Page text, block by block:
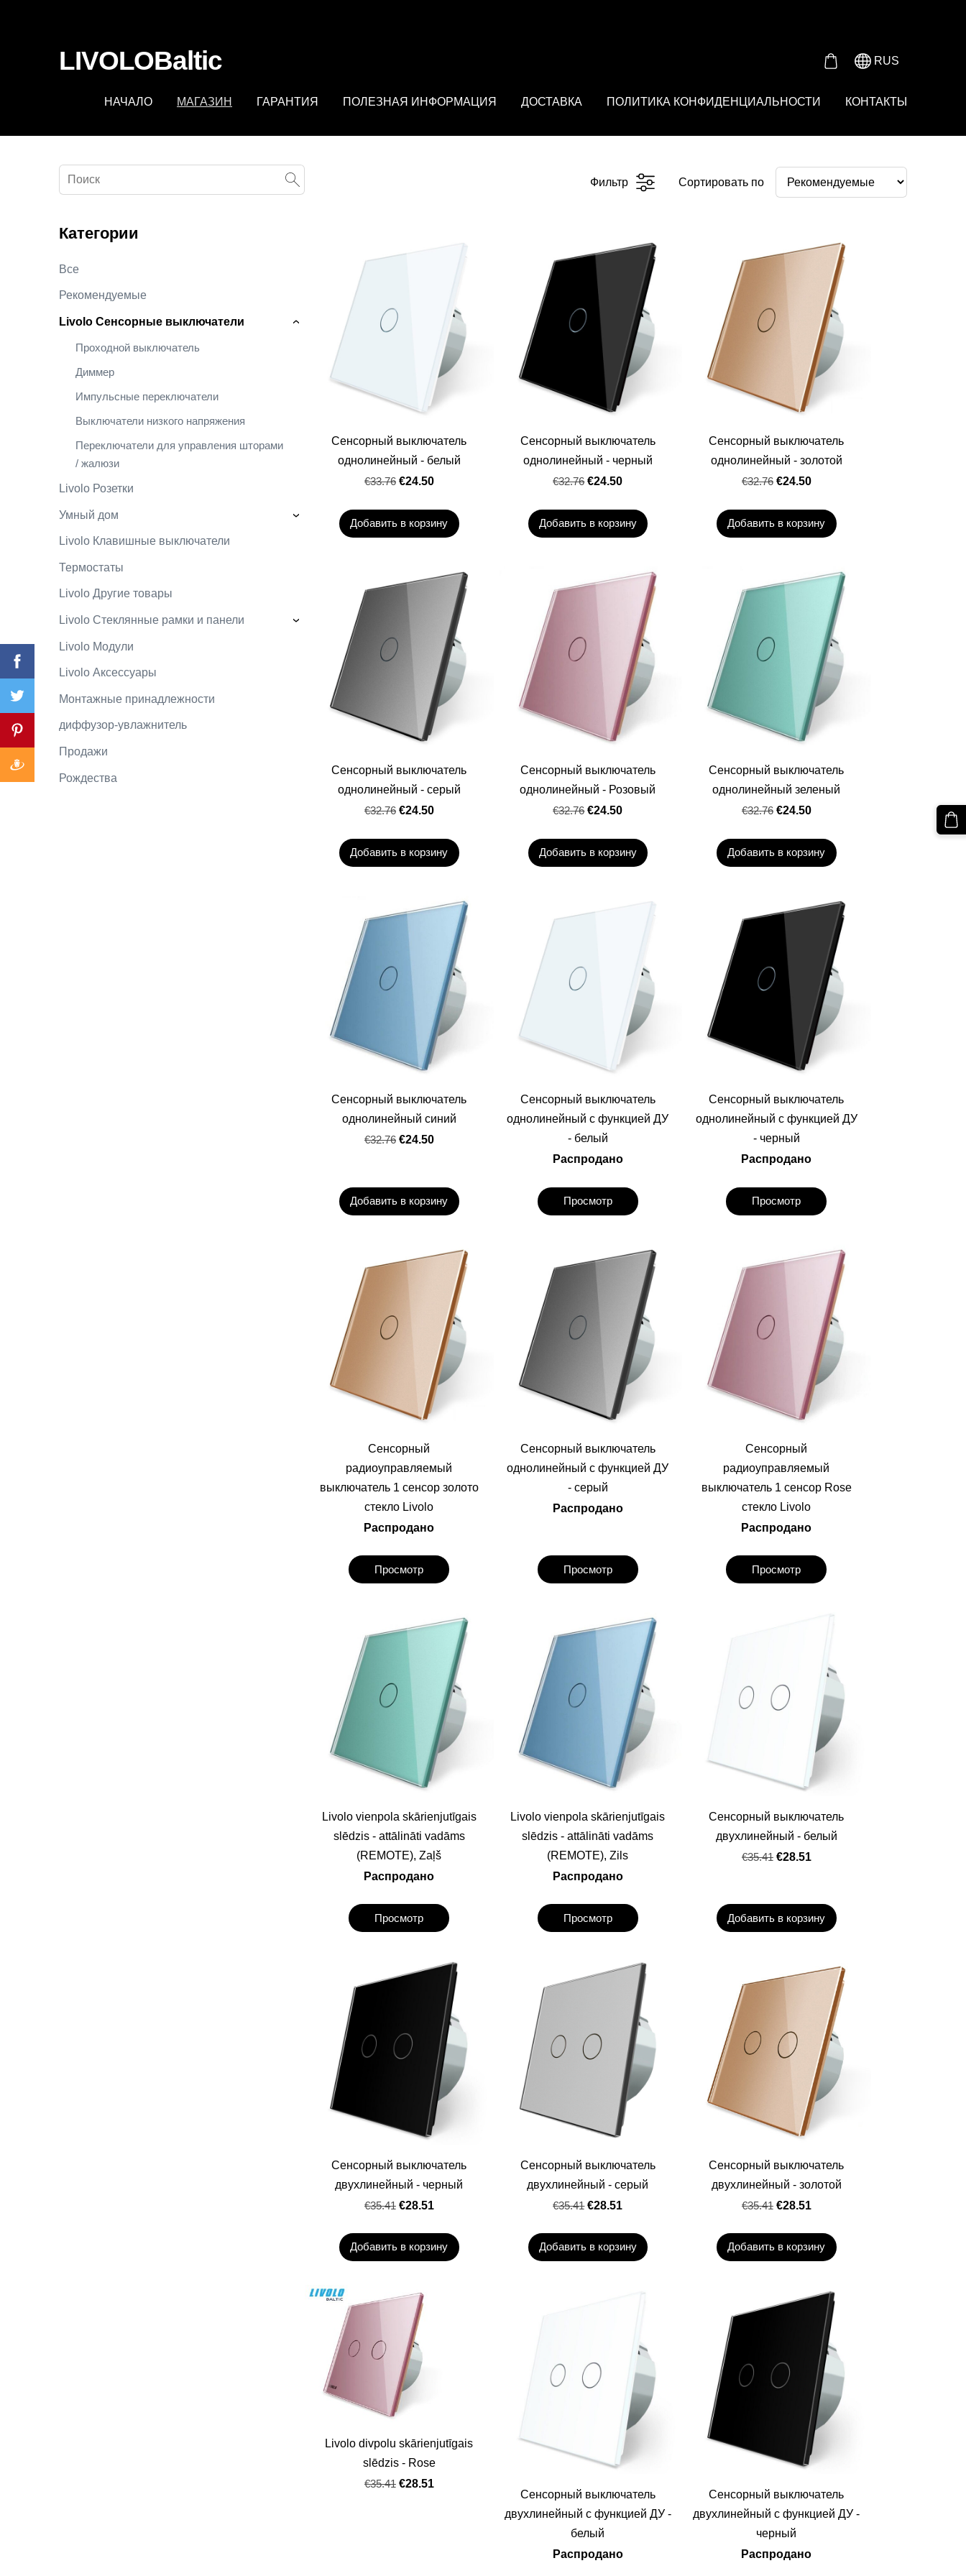
LIVOLOBaltic
НАЧАЛО МАГАЗИН ГАРАНТИЯ ПОЛЕЗНАЯ ИНФОРМАЦИЯ ДОСТАВКА ПОЛИТИКА КОНФИДЕНЦИАЛЬНОСТИ КОНТАКТЫ
RUS
Категории
Все
Рекомендуемые
Livolo Сенсорные выключатели
Проходной выключатель
Диммер
Импульсные переключатели
Выключатели низкого напряжения
Переключатели для управления шторами
/ жалюзи
›
Livolo Розетки
Умный дом ›
Livolo Клавишные выключатели
Термостаты
Livolo Другие товары
Livolo Стеклянные рамки и панели ›
Livolo Mодули
Livolo Аксессуары
Монтажные принадлежности
диффузор-увлажнитель
Продажи
Рождества
Фильтр Сортировать по
Сенсорный выключатель
однолинейный - белый
€33.76 €24.50
Добавить в корзину
Сенсорный выключатель
однолинейный - черный
€32.76 €24.50
Добавить в корзину
Сенсорный выключатель
однолинейный - золотой
€32.76 €24.50
Добавить в корзину
Сенсорный выключатель
однолинейный - серый
€32.76 €24.50
Добавить в корзину
Сенсорный выключатель
однолинейный - Розовый
€32.76 €24.50
Добавить в корзину
Сенсорный выключатель
однолинейный зеленый
€32.76 €24.50
Добавить в корзину
Сенсорный выключатель
однолинейный синий
€32.76 €24.50
Добавить в корзину
Сенсорный выключатель
однолинейный с функцией ДУ
- белый
Распродано
Просмотр
Сенсорный выключатель
однолинейный с функцией ДУ
- черный
Распродано
Просмотр
Сенсорный
радиоуправляемый
выключатель 1 сенсор золото
стекло Livolo
Распродано
Просмотр
Сенсорный выключатель
однолинейный с функцией ДУ
- серый
Распродано
Просмотр
Сенсорный
радиоуправляемый
выключатель 1 сенсор Rose
стекло Livolo
Распродано
Просмотр
Livolo vienpola skārienjutīgais
slēdzis - attālināti vadāms
(REMOTE), Zaļš
Распродано
Просмотр
Livolo vienpola skārienjutīgais
slēdzis - attālināti vadāms
(REMOTE), Zils
Распродано
Просмотр
Сенсорный выключатель
двухлинейный - белый
€35.41 €28.51
Добавить в корзину
Сенсорный выключатель
двухлинейный - черный
€35.41 €28.51
Добавить в корзину
Сенсорный выключатель
двухлинейный - серый
€35.41 €28.51
Добавить в корзину
Сенсорный выключатель
двухлинейный - золотой
€35.41 €28.51
Добавить в корзину
Livolo divpolu skārienjutīgais
slēdzis - Rose
€35.41 €28.51
Сенсорный выключатель
двухлинейный с функцией ДУ -
белый
Распродано
Сенсорный выключатель
двухлинейный с функцией ДУ -
черный
Распродано